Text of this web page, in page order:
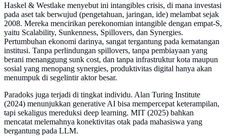
Haskel & Westlake menyebut ini intangibles crisis, di mana investasi
pada aset tak berwujud (pengetahuan, jaringan, ide) melambat sejak
2008. Mereka mencirikan perekonomian intangible dengan empat-S,
yaitu Scalability, Sunkenness, Spillovers, dan Synergies.
Pertumbuhan ekonomi darinya, sangat tergantung pada kematangan
institusi. Tanpa perlindungan spillovers, tanpa pembiayaan yang
berani menanggung sunk cost, dan tanpa infrastruktur kota maupun
sosial yang menopang synergies, produktivitas digital hanya akan
menumpuk di segelintir aktor besar.
Paradoks juga terjadi di tingkat individu. Alan Turing Institute
(2024) menunjukkan generative AI bisa mempercepat keterampilan,
tapi sekaligus mereduksi deep learning. MIT (2025) bahkan
mencatat melemahnya konektivitas otak pada mahasiswa yang
bergantung pada LLM.